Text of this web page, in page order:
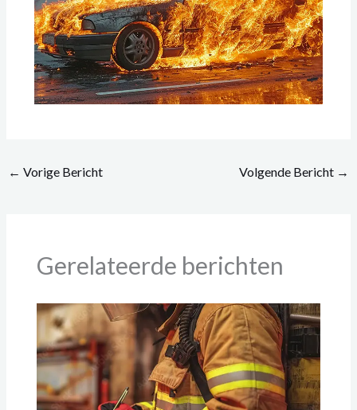
← Vorige Bericht Volgende Bericht →
Gerelateerde berichten